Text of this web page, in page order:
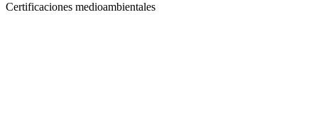
Certificaciones medioambientales